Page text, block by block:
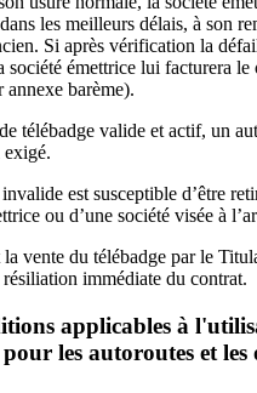
les meilleurs délais, à son
Si après vérification la
société émettrice lui facturera le
barème).
télébadge valide et actif, un
exigé.
est susceptible d’être
ou d’une société visée à
vente du télébadge par le
résiliation immédiate du contrat.
applicables à
pour les autoroutes et les